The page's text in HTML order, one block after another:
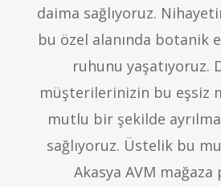
daima sağlıyoruz.
bu özel alanında botanik
ruhunu yaşatıyoruz.
müşterilerinizin bu eşsiz
mutlu bir şekilde
sağlıyoruz. Üstelik bu
Akasya AVM